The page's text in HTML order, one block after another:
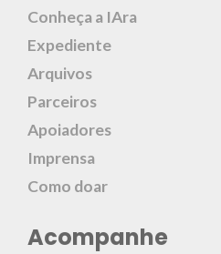
Conheça a IAra
Expediente
Arquivos
Parceiros
Apoiadores
Imprensa
Como doar
Acompanhe